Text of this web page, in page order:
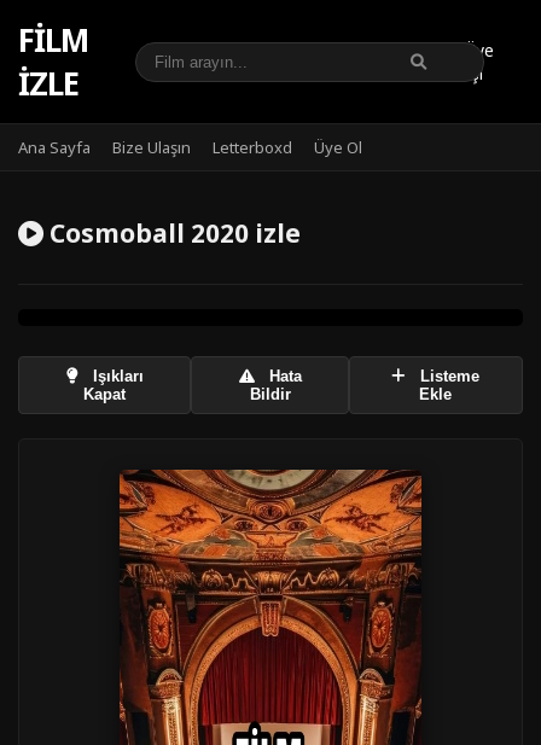
FILM
IZLE
Üye
Girişi
Ana Sayfa Bize Ulaşın Letterboxd Üye Ol
Cosmoball 2020 izle
Işıkları
Kapat
Hata
Bildir
Listeme
Ekle